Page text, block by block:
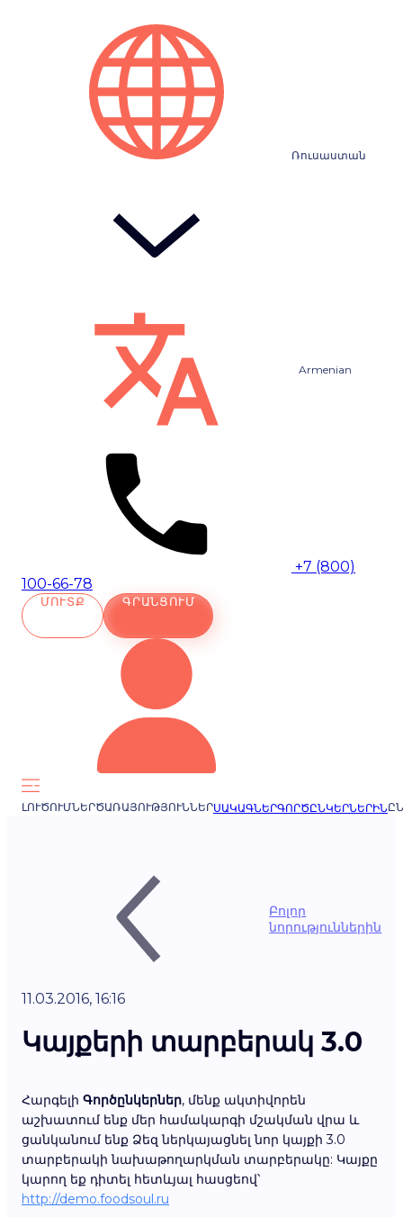
Ռուսաստան
Armenian
+7 (800)
100-66-78
ՄՈՒՏՔ ԳՐԱՆՑՈՒՄ
ԼՈՒԾՈՒՄՆԵՐԾԱՌԱՅՈՒԹՅՈՒՆՆԵՐՍԱԿԱԳՆԵՐԳՈՐԾԸՆԿԵՐՆԵՐԻՆ
Բոլոր
նորություններին
11.03.2016, 16:16
Կայքերի տարբերակ 3.0
Հարգելի Գործընկերներ, մենք ակտիվորեն
աշխատում ենք մեր համակարգի մշակման վրա և
ցանկանում ենք Ձեզ ներկայացնել նոր կայքի 3.0
տարբերակի նախաթողարկման տարբերակը: Կայքը
կարող եք դիտել հետևյալ հասցեով՝
http://demo.foodsoul.ru